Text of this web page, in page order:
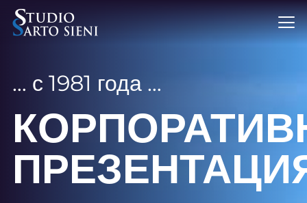
… с 1981 года …